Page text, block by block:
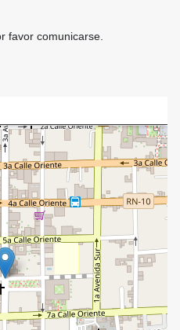
favor comunicarse.